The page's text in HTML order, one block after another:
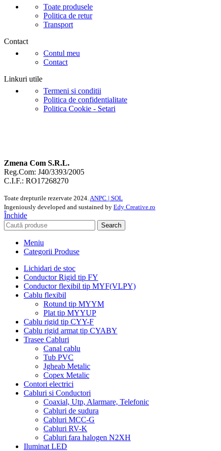
Toate produsele
Politica de retur
Transport
Contact
Contul meu
Contact
Linkuri utile
Termeni si conditii
Politica de confidentialitate
Politica Cookie - Setari
Zmena Com S.R.L.
Reg.Com: J40/3393/2005
C.I.F.: RO17268270
Toate drepturile rezervate 2024.ANPC | SOL
Ingeniously developed and sustained by Edy Creative.ro
Închide
Search
Meniu
Categorii Produse
Lichidari de stoc
Conductor Rigid tip FY
Conductor flexibil tip MYF(VLPY)
Cablu flexibil
Rotund tip MYYM
Plat tip MYYUP
Cablu rigid tip CYY-F
Cablu rigid armat tip CYABY
Trasee Cabluri
Canal cablu
Tub PVC
Jgheab Metalic
Copex Metalic
Contori electrici
Cabluri si Conductori
Coaxial, Utp, Alarmare, Telefonic
Cabluri de sudura
Cabluri MCC-G
Cabluri RV-K
Cabluri fara halogen N2XH
Iluminat LED